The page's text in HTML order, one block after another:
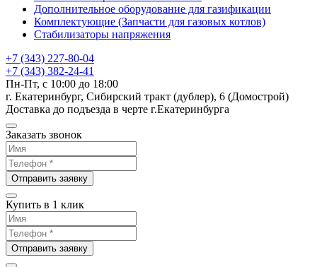
Дополнительное оборудование для газификации
Комплектующие (Запчасти для газовых котлов)
Стабилизаторы напряжения
+7 (343) 227-80-04
+7 (343) 382-24-41
Пн-Пт, с 10:00 до 18:00
г. Екатеринбург, Сибирский тракт (дублер), 6 (Домострой)
Доставка до подъезда в черте г.Екатеринбурга
Заказать звонок
Отправить заявку
Купить в 1 клик
Отправить заявку